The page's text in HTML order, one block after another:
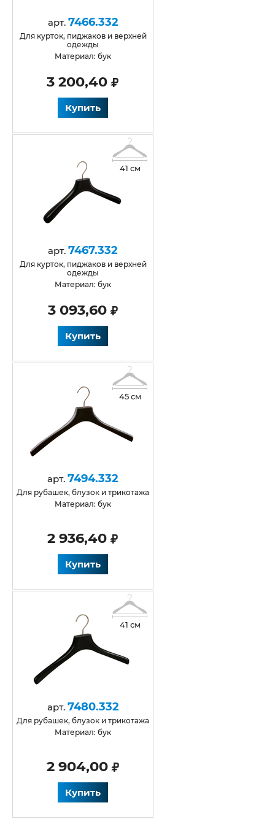
арт. 7466.332
для курток, пиджаков и верхней
одежды
Материал: бук
3 200,40
Купить
41 см
арт. 7467.332
для курток, пиджаков и верхней
одежды
Материал: бук
3 093,60
Купить
45 см
арт. 7494.332
для рубашек, блузок и трикотажа
Материал: бук
2 936,40
Купить
41 см
арт. 7480.332
для рубашек, блузок и трикотажа
Материал: бук
2 904,00
Купить